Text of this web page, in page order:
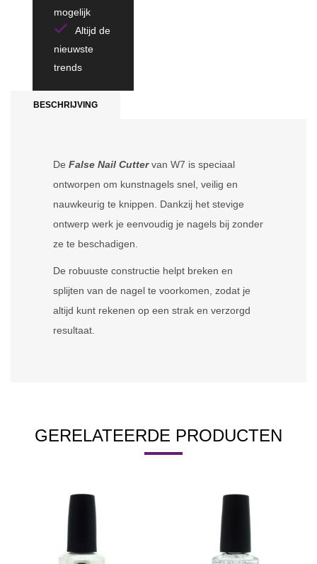
mogelijk
Altijd de
nieuwste
trends
BESCHRIJVING
De False Nail Cuttervan W7 is speciaal
ontworpen om kunstnagels snel, veilig en
nauwkeurig te knippen. Dankzij het stevige
ontwerp werk je eenvoudig je nagels bij zonder
ze te beschadigen.
De robuuste constructie helpt breken en
splijten van de nagel te voorkomen, zodat je
altijd kunt rekenen op een strak en verzorgd
resultaat.
GERELATEERDE PRODUCTEN